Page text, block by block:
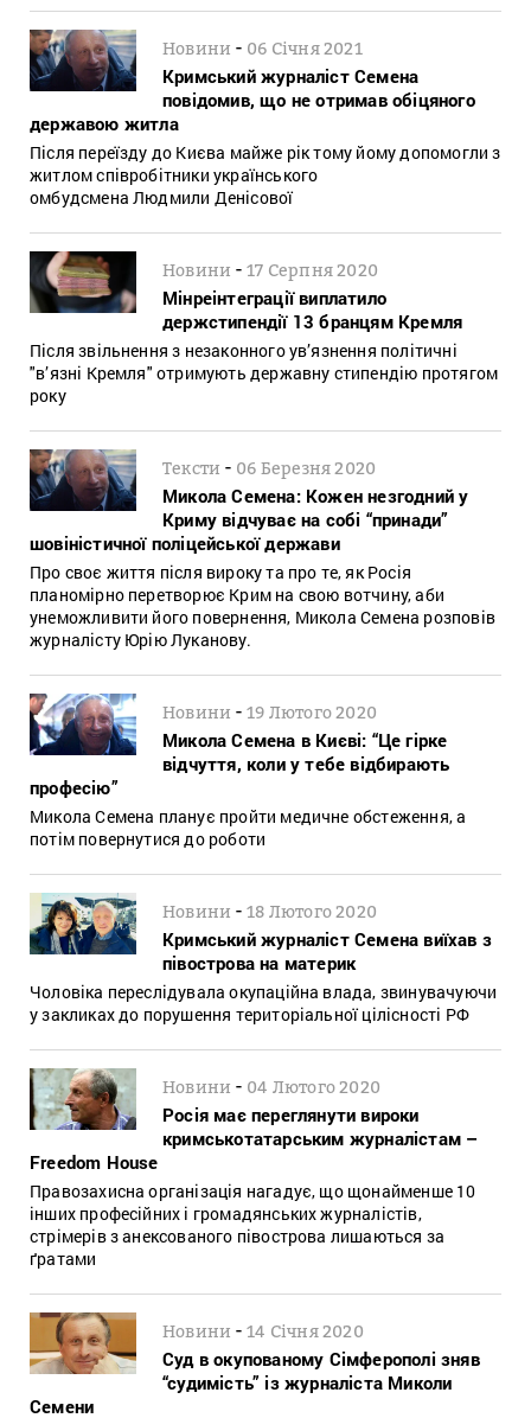
Новини - 06 Січня 2021
Кримський журналіст Семена
повідомив, що не отримав обіцяного
державою житла
Після переїзду до Києва майже рік тому йому допомогли з
житлом співробітники українського
омбудсмена Людмили Денісової
Новини -17 Серпня 2020
Мінреінтеграції виплатило
держстипендії 13 бранцям Кремля
Після звільнення з незаконного ув’язнення політичні
"в’язні Кремля" отримують державну стипендію протягом
року
Тексти - 06 Березня 2020
Микола Семена: Кожен незгодний у
Криму відчуває на собі “принади”
шовіністичної поліцейської держави
Про своє життя після вироку та про те, як Росія
планомірно перетворює Крим на свою вотчину, аби
унеможливити його повернення, Микола Семена розповів
журналісту Юрію Луканову.
Новини -19 Лютого 2020
Микола Семена в Києві: “Це гірке
відчуття, коли у тебе відбирають
професію”
Микола Семена планує пройти медичне обстеження, а
потім повернутися до роботи
Новини -18 Лютого 2020
Кримський журналіст Семена виїхав з
півострова на материк
Чоловіка переслідувала окупаційна влада, звинувачуючи
у закликах до порушення територіальної цілісності РФ
Новини - 04 Лютого 2020
Росія має переглянути вироки
кримськотатарським журналістам –
Freedom House
Правозахисна організація нагадує, що щонайменше 10
інших професійних і громадянських журналістів,
стрімерів з анексованого півострова лишаються за
ґратами
Новини -14 Січня 2020
Суд в окупованому Сімферополі зняв
“судимість” із журналіста Миколи
Семени